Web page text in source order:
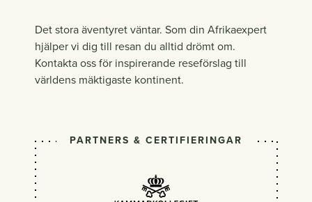
Det stora äventyret väntar. Som din Afrikaexpert
hjälper vi dig till resan du alltid drömt om.
Kontakta oss för inspirerande reseförslag till
världens mäktigaste kontinent.
PARTNERS & CERTIFIERINGAR